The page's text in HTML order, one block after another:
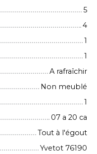
5
4
1
1
A rafraîchir
Non meublé
1
07 a 20 ca
Tout à l'égout
Yvetot 76190